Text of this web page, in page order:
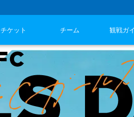
チケット チーム 観戦ガ